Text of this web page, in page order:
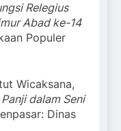
Relegius
Abad ke-14
Populer
Wicaksana,
dalam Seni
Dinas